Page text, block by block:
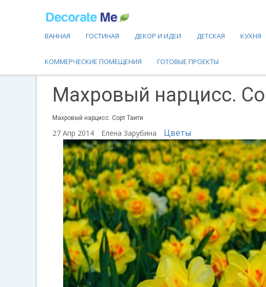
ВАННАЯ ГОСТИНАЯ ДЕКОР И ИДЕИ ДЕТСКАЯ КУХНЯ
КОММЕРЧЕСКИЕ ПОМЕЩЕНИЯ ГОТОВЫЕ ПРОЕКТЫ
Махровый нарцисс.
Махровый нарцисс. Сорт Таити.
27 Апр 2014 Елена Зарубина Цветы